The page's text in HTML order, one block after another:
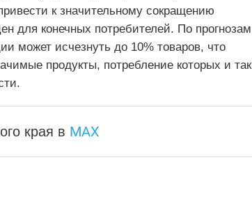
к значительному сокращению
для конечных потребителей. По прогнозам
может исчезнуть до 10% товаров, что
продукты, потребление которых и так
края в MAX